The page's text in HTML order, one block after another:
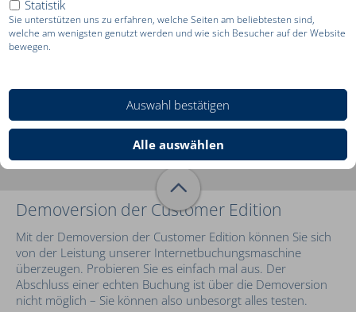
Statistik
Sie unterstützen uns zu erfahren, welche Seiten am beliebtesten sind,
welche am wenigsten genutzt werden und wie sich Besucher auf der Website
bewegen.
Auswahl bestätigen
Alle auswählen
Einrichtung Ihrer eigenen Kalkulation für Netto-,
Nego- und IATA-Tarife
Information und Anmeldung Customer Edition
Demoversion der Customer Edition
Mit der Demoversion der Customer Edition können Sie sich
von der Leistung unserer Internetbuchungsmaschine
überzeugen. Probieren Sie es einfach mal aus. Der
Abschluss einer echten Buchung ist über die Demoversion
nicht möglich – Sie können also unbesorgt alles testen.